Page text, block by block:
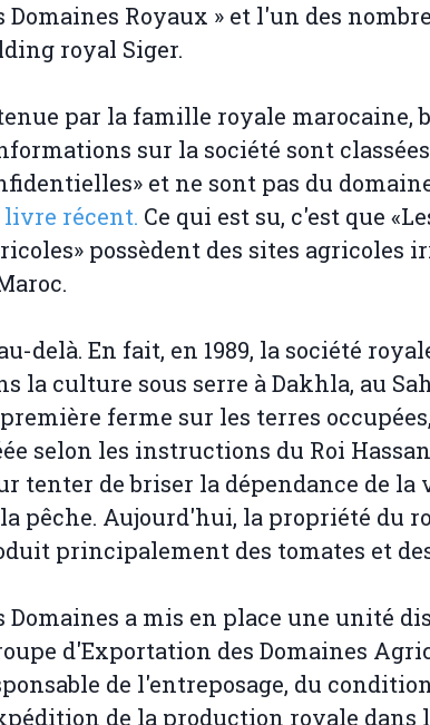
Domaines Royaux » et l'un des
royal Siger.
par la famille royale marocaine,
sur la société sont
et ne sont pas du
récent. Ce qui est su, c'est que
possèdent des sites agricoles
delà. En fait, en 1989, la société
la culture sous serre à Dakhla, au
ferme sur les terres
selon les instructions du Roi
tenter de briser la dépendance de la
pêche. Aujourd'hui, la propriété du
principalement des tomates et
Domaines a mis en place une unité
d'Exportation des Domaines
de l'entreposage, du
de la production royale dans